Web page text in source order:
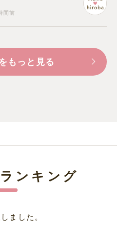
間前
もっと見る
ンキング
ました。